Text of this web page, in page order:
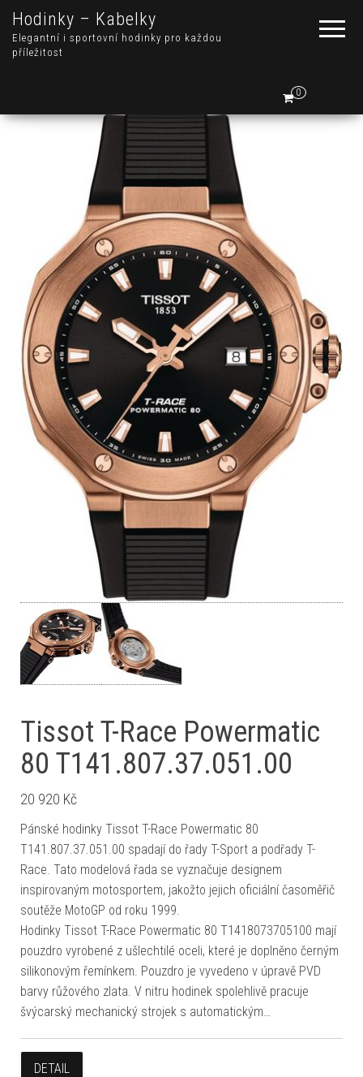
Hodinky – Kabelky
Elegantní i sportovní hodinky pro každou
příležitost
0
Tissot T-Race Powermatic
80 T141.807.37.051.00
20 920 Kč
Pánské hodinky Tissot T-Race Powermatic 80
T141.807.37.051.00 spadají do řady T-Sport a podřady T-
Race. Tato modelová řada se vyznačuje designem
inspirovaným motosportem, jakožto jejich oficiální časoměřič
soutěže MotoGP od roku 1999.
Hodinky Tissot T-Race Powermatic 80 T1418073705100 mají
pouzdro vyrobené z ušlechtilé oceli, které je doplněno černým
silikonovým řemínkem. Pouzdro je vyvedeno v úpravě PVD
barvy růžového zlata. V nitru hodinek spolehlivě pracuje
švýcarský mechanický strojek s automatickým…
DETAIL